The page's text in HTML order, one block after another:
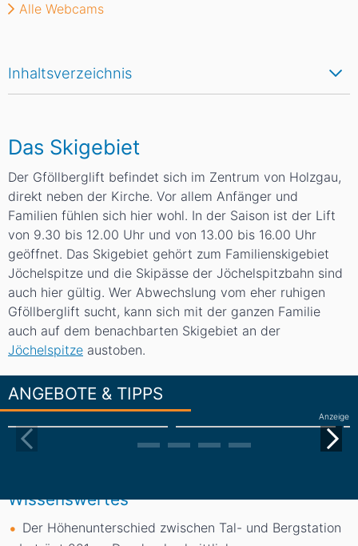
Inhaltsverzeichnis
Das Skigebiet
Der Gföllberglift befindet sich im Zentrum von Holzgau,
direkt neben der Kirche. Vor allem Anfänger und
Familien fühlen sich hier wohl. In der Saison ist der Lift
von 9.30 bis 12.00 Uhr und von 13.00 bis 16.00 Uhr
geöffnet. Das Skigebiet gehört zum Familienskigebiet
Jöchelspitze und die Skipässe der Jöchelspitzbahn sind
auch hier gültig. Wer Abwechslung vom eher ruhigen
Gföllberglift sucht, kann sich mit der ganzen Familie
auch auf dem benachbarten Skigebiet an der
Jöchelspitze austoben.
ANGEBOTE & TIPPS
Anzeige
Wissenswertes
Der Höhenunterschied zwischen Tal- und Bergstation
Alle Webcams